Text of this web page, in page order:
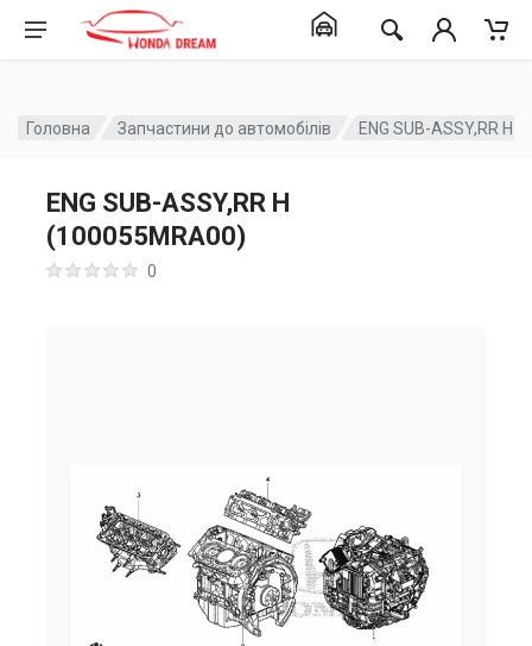
Головна Запчастини до автомобілів ENG SUB-ASSY,RR H
ENG SUB-ASSY,RR H
(100055MRA00)
0